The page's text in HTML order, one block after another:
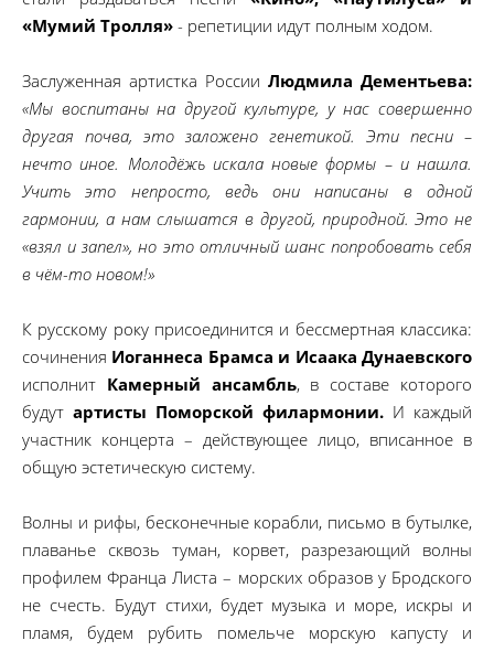
«Мумий Тролля» - репетиции идут полным ходом.
Заслуженная артистка России Людмила Дементьева:
«Мы воспитаны на другой культуре, у нас совершенно
другая почва, это заложено генетикой. Эти песни –
нечто иное. Молодёжь искала новые формы – и нашла.
Учить это непросто, ведь они написаны в одной
гармонии, а нам слышатся в другой, природной. Это не
«взял и запел», но это отличный шанс попробовать себя
в чём-то новом!»
К русскому року присоединится и бессмертная классика:
сочинения Иоганнеса Брамса и Исаака Дунаевского
исполнит Камерный ансамбль, в составе которого
будут артисты Поморской филармонии. И каждый
участник концерта – действующее лицо, вписанное в
общую эстетическую систему.
Волны и рифы, бесконечные корабли, письмо в бутылке,
плаванье сквозь туман, корвет, разрезающий волны
профилем Франца Листа – морских образов у Бродского
не счесть. Будут стихи, будет музыка и море, искры и
пламя, будем рубить помельче морскую капусту и